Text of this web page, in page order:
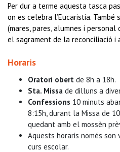
Per dur a terme aquesta tasca
on es celebra l’Eucaristia. També
(mares, pares, alumnes i
el sagrament de la reconciliació i
Horaris
Oratori obert de 8h a 18h.
Sta. Missa de dilluns a
Confessions 10 minuts
8:15h, durant la Missa de
quedant amb el mossèn
Aquests horaris només
curs escolar.